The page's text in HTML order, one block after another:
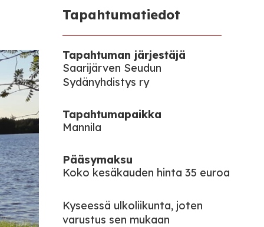
Tapahtumatiedot
Tapahtuman järjestäjä
Saarijärven Seudun
Sydänyhdistys ry
Tapahtumapaikka
Mannila
Pääsymaksu
Koko kesäkauden hinta 35 euroa
Kyseessä ulkoliikunta, joten
varustus sen mukaan